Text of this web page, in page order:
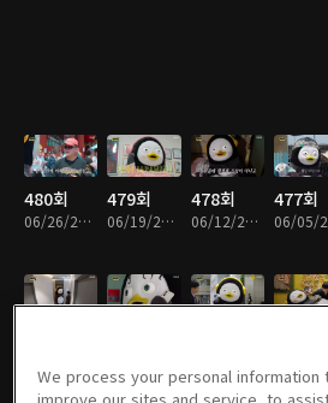
480회
06/26/2026 • 19분
479회
06/19/2026 • 20분
478회
06/12/2026 • 14분
477회
We process your personal information